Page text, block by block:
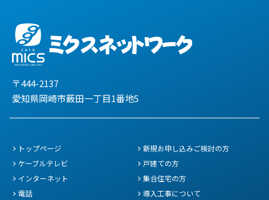
〒444-2137
愛知県岡崎市薮田一丁目1番地5
トップページ
ケーブルテレビ
インターネット
電話
新規お申し込みご検討の方
戸建ての方
集合住宅の方
導入工事について